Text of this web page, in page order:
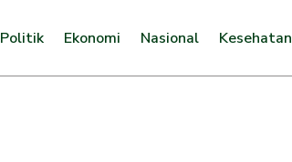
Politik Ekonomi Nasional Kesehatan